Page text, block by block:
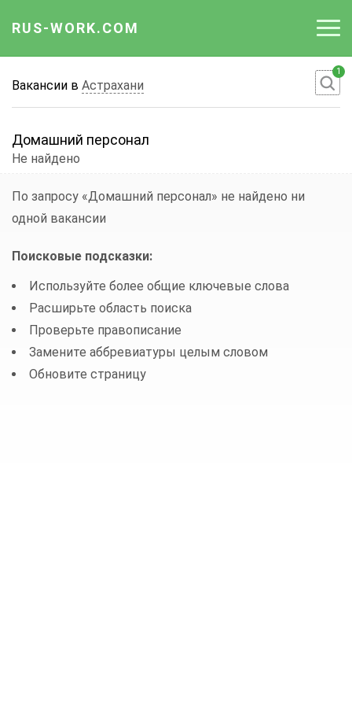
RUS-WORK.COM
Вакансии
Отрасли
Работодателю
Вакансии в Астрахани
1
Домашний персонал
Не найдено
По запросу «Домашний персонал» не найдено ни
одной вакансии
Поисковые подсказки:
Используйте более общие ключевые слова
Расширьте область поиска
Проверьте правописание
Замените аббревиатуры целым словом
Обновите страницу